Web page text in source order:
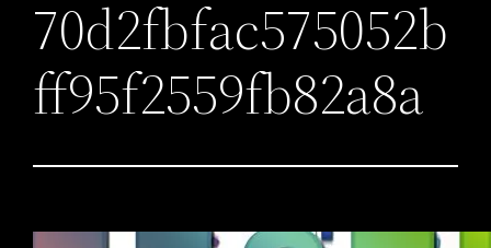
70d2fbfac575052b
ff95f2559fb82a8a